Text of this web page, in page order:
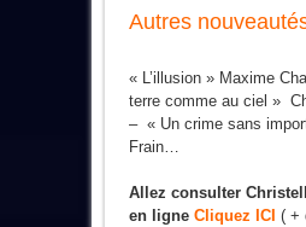
Autres
« L’illusion » Maxime
terre comme au ciel »
– « Un crime sans
Frain…
Allez consulter
en ligne Cliquez ICI ( +